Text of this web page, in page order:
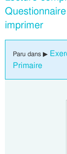
imprimer
Paru dans ▶
Primaire